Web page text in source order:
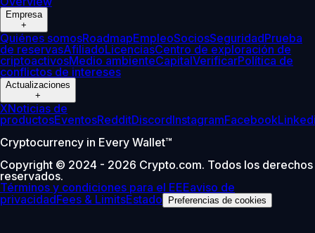
Empresa
+
Quiénes somosRoadmapEmpleoSociosSeguridadPrueba
de reservasAfiliadoLicenciasCentro de exploración de
criptoactivosMedio ambienteCapitalVerificarPolítica de
conflictos de intereses
Actualizaciones
+
XNoticias de
productosEventosRedditDiscordInstagramFacebook
Cryptocurrency in Every Wallet™
Copyright © 2024 - 2026 Crypto.com. Todos los derechos
reservados.
Términos y condiciones para el EEEaviso de
privacidadFees & LimitsEstado Preferencias de cookies